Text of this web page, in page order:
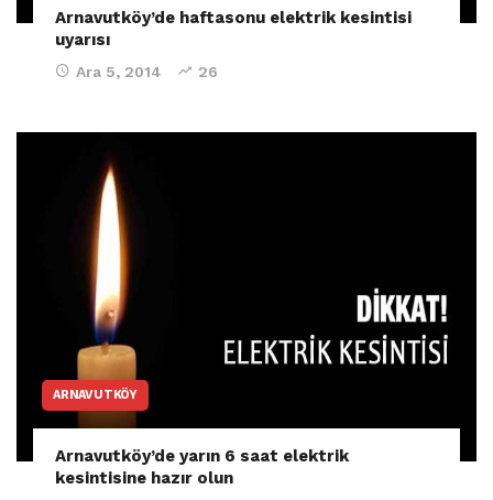
Arnavutköy’de haftasonu elektrik kesintisi
uyarısı
Ara 5, 2014 26
ARNAVUTKÖY
Arnavutköy’de yarın 6 saat elektrik
kesintisine hazır olun